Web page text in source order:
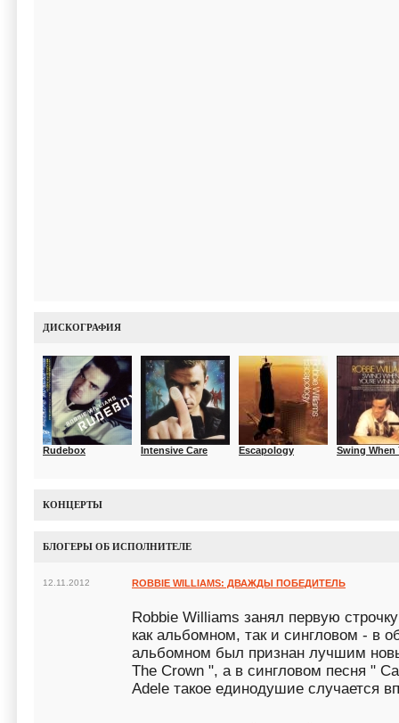
ДИСКОГРАФИЯ
Rudebox Intensive Care Escapology Swing When
КОНЦЕРТЫ
БЛОГЕРЫ ОБ ИСПОЛНИТЕЛЕ
12.11.2012 ROBBIE WILLIAMS: ДВАЖДЫ ПОБЕДИТЕЛЬ
Robbie Williams занял первую
как альбомном, так и сингловом - в
альбомном был признан лучшим
The Crown ", а в сингловом песня "
Adele такое единодушие случается